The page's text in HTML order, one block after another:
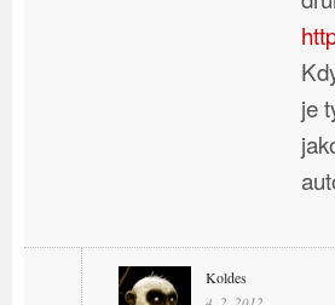
je
Koldes